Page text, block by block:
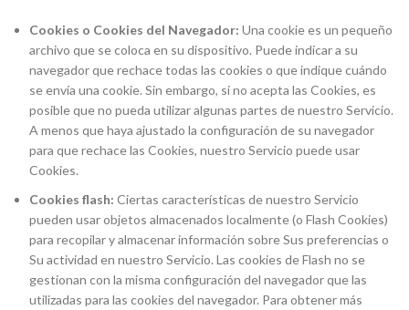
Cookies o Cookies del Navegador: Una cookie es un pequeño
archivo que se coloca en su dispositivo. Puede indicar a su
navegador que rechace todas las cookies o que indique cuándo
se envía una cookie. Sin embargo, si no acepta las Cookies, es
posible que no pueda utilizar algunas partes de nuestro Servicio.
A menos que haya ajustado la configuración de su navegador
para que rechace las Cookies, nuestro Servicio puede usar
Cookies.
Cookies flash: Ciertas características de nuestro Servicio
pueden usar objetos almacenados localmente (o Flash Cookies)
para recopilar y almacenar información sobre Sus preferencias o
Su actividad en nuestro Servicio. Las cookies de Flash no se
gestionan con la misma configuración del navegador que las
utilizadas para las cookies del navegador. Para obtener más